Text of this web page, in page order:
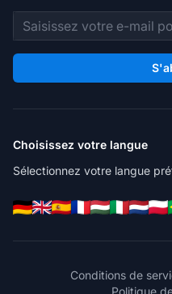
Adresse e-mail
Choisissez votre langue
Sélectionnez votre langue
Conditions de
Politique